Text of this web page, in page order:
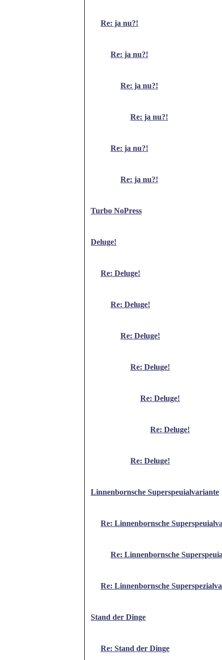
Re: ja nu?!
Re: ja nu?!
Re: ja nu?!
Re: ja nu?!
Re: ja nu?!
Re: ja nu?!
Turbo NoPress
Deluge!
Re: Deluge!
Re: Deluge!
Re: Deluge!
Re: Deluge!
Re: Deluge!
Re: Deluge!
Re: Deluge!
Linnenbornsche Superspeuialvariante
Re: Linnenbornsche
Re: Linnenbornsche
Re: Linnenbornsche
Stand der Dinge
Re: Stand der Dinge